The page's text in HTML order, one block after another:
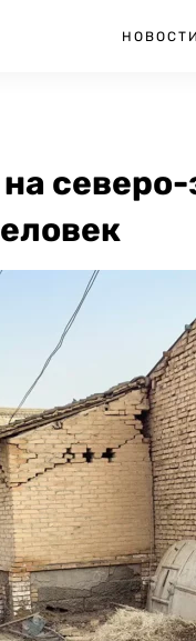
НОВОСТИ